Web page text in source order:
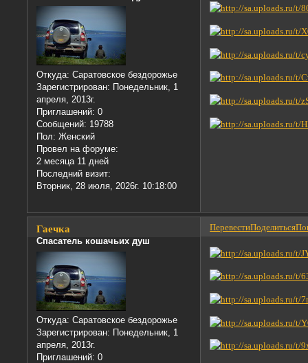
Откуда: Саратовское бездорожье
Зарегистрирован: Понедельник, 1
апреля, 2013г.
Приглашений: 0
Сообщений: 19788
Пол: Женский
Провел на форуме:
2 месяца 11 дней
Последний визит:
Вторник, 28 июля, 2026г. 10:18:00
ПеревестиПоделиться
Гаечка
Спасатель кошачьих душ
Откуда: Саратовское бездорожье
Зарегистрирован: Понедельник, 1
апреля, 2013г.
Приглашений: 0